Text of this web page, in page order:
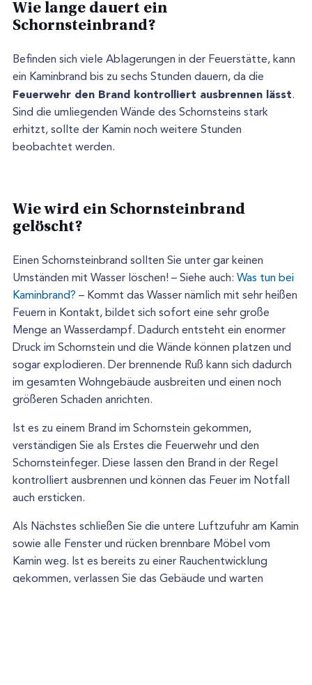
Wie lange dauert ein
Schornsteinbrand?
Befinden sich viele Ablagerungen in der Feuerstätte, kann
ein Kaminbrand bis zu sechs Stunden dauern, da die
Feuerwehr den Brand kontrolliert ausbrennen lässt.
Sind die umliegenden Wände des Schornsteins stark
erhitzt, sollte der Kamin noch weitere Stunden
beobachtet werden.
Wie wird ein Schornsteinbrand
gelöscht?
Einen Schornsteinbrand sollten Sie unter gar keinen
Umständen mit Wasser löschen! – Siehe auch: Was tun bei
Kaminbrand? – Kommt das Wasser nämlich mit sehr heißen
Feuern in Kontakt, bildet sich sofort eine sehr große
Menge an Wasserdampf. Dadurch entsteht ein enormer
Druck im Schornstein und die Wände können platzen und
sogar explodieren. Der brennende Ruß kann sich dadurch
im gesamten Wohngebäude ausbreiten und einen noch
größeren Schaden anrichten.
Ist es zu einem Brand im Schornstein gekommen,
verständigen Sie als Erstes die Feuerwehr und den
Schornsteinfeger. Diese lassen den Brand in der Regel
kontrolliert ausbrennen und können das Feuer im Notfall
auch ersticken.
Als Nächstes schließen Sie die untere Luftzufuhr am Kamin
sowie alle Fenster und rücken brennbare Möbel vom
Kamin weg. Ist es bereits zu einer Rauchentwicklung
gekommen, verlassen Sie das Gebäude und warten